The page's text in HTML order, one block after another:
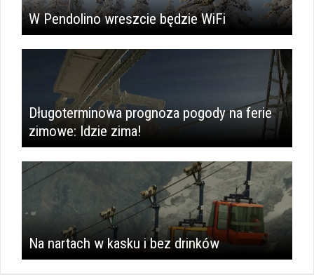
W Pendolino wreszcie będzie WiFi
Długoterminowa prognoza pogody na ferie
zimowe: Idzie zima!
Na nartach w kasku i bez drinków